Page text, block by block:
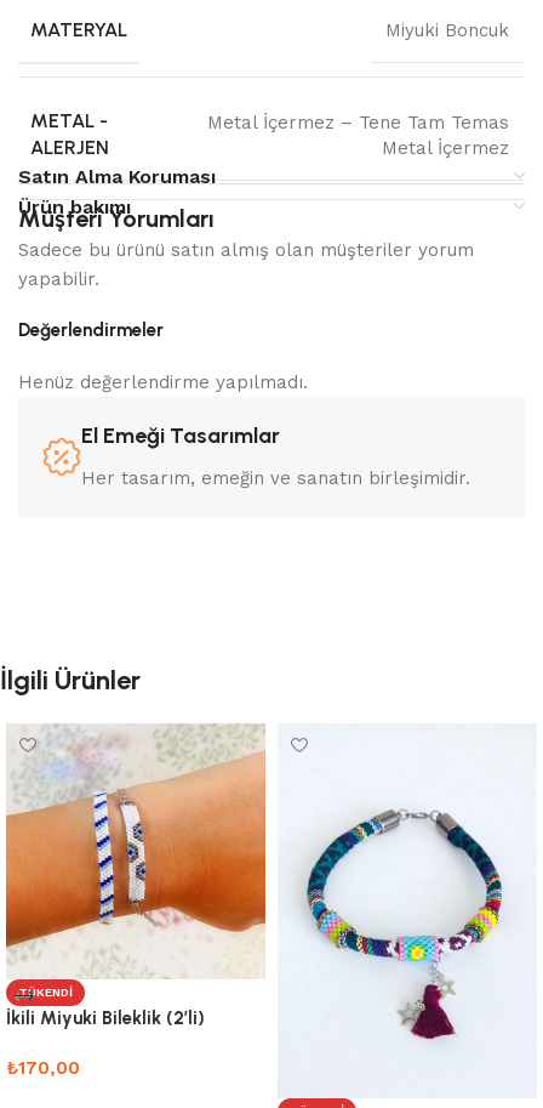
MATERYAL Miyuki Boncuk
METAL -
ALERJEN
Metal İçermez – Tene Tam Temas
Metal İçermez
Satın Alma Koruması
Ürün bakımı
Müşteri Yorumları
Değerlendirmeler
Henüz değerlendirme yapılmadı.
Sadece bu ürünü satın almış olan müşteriler yorum
yapabilir.
El Emeği Tasarımlar
Her tasarım, emeğin ve sanatın birleşimidir.
İlgili Ürünler
TÜKENDI
İkili Miyuki Bileklik (2’li)
₺170,00